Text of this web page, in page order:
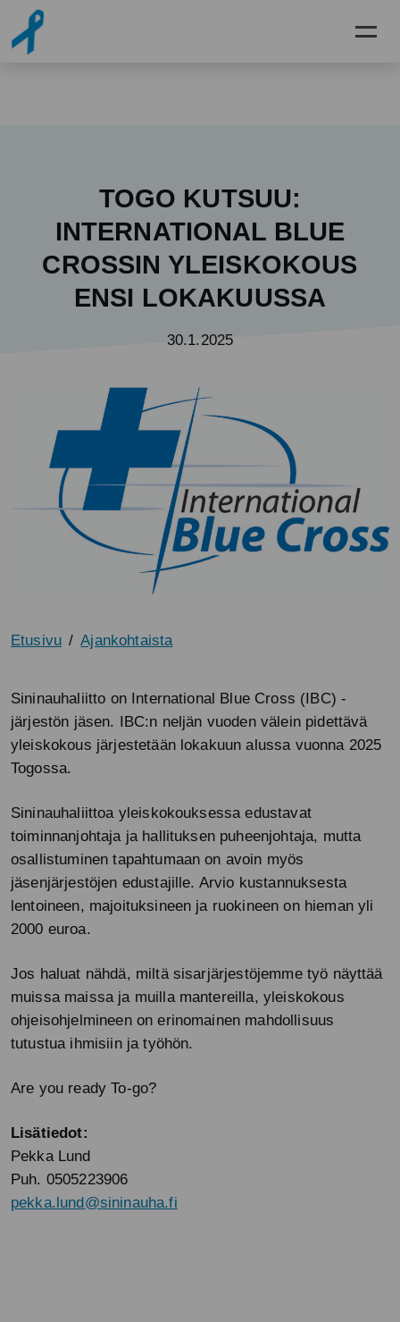
Siirry pääsisältöön
TOGO KUTSUU:
INTERNATIONAL BLUE
CROSSIN YLEISKOKOUS
ENSI LOKAKUUSSA
30.1.2025
Etusivu Ajankohtaista
Sininauhaliitto on International Blue Cross (IBC) -
järjestön jäsen. IBC:n neljän vuoden välein pidettävä
yleiskokous järjestetään lokakuun alussa vuonna 2025
Togossa.
Sininauhaliittoa yleiskokouksessa edustavat
toiminnanjohtaja ja hallituksen puheenjohtaja, mutta
osallistuminen tapahtumaan on avoin myös
jäsenjärjestöjen edustajille. Arvio kustannuksesta
lentoineen, majoituksineen ja ruokineen on hieman yli
2000 euroa.
Jos haluat nähdä, miltä sisarjärjestöjemme työ näyttää
muissa maissa ja muilla mantereilla, yleiskokous
ohjeisohjelmineen on erinomainen mahdollisuus
tutustua ihmisiin ja työhön.
Are you ready To-go?
Lisätiedot:
Pekka Lund
Puh. 0505223906
pekka.lund@sininauha.fi